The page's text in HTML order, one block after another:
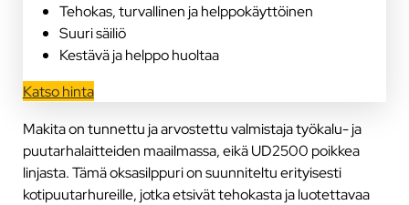
Tehokas, turvallinen ja helppokäyttöinen
Suuri säiliö
Kestävä ja helppo huoltaa
Katso hinta
Makita on tunnettu ja arvostettu valmistaja työkalu- ja
puutarhalaitteiden maailmassa, eikä UD2500 poikkea
linjasta. Tämä oksasilppuri on suunniteltu erityisesti
kotipuutarhureille, jotka etsivät tehokasta ja luotettavaa